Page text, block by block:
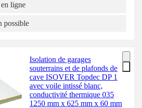
ligne
possible
Isolation de garages
souterrains et de plafonds de
cave ISOVER Topdec DP 1
avec voile intissé blanc,
conductivité thermique 035
1250 mm x 625 mm x 60 mm